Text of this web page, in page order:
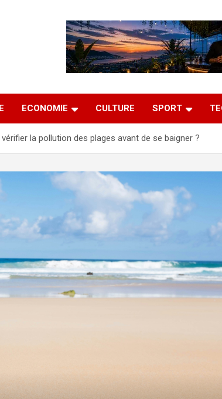
ECONOMIE CULTURE SPORT
la pollution des plages avant de se baigner ?